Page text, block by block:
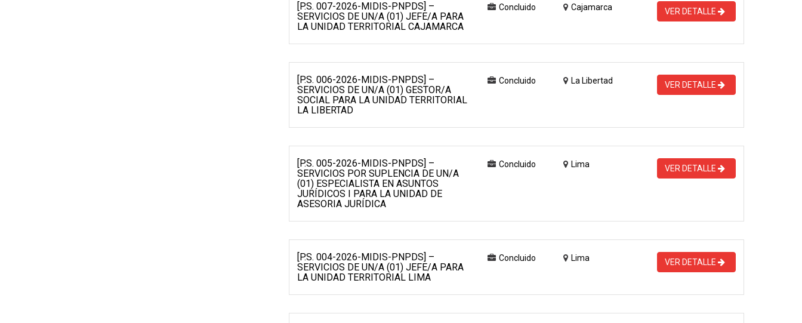
[P.S. 007-2026-MIDIS-PNPDS] –
SERVICIOS DE UN/A (01) JEFE/A PARA
LA UNIDAD TERRITORIAL CAJAMARCA
Concluido Cajamarca VER DETALLE
[P.S. 006-2026-MIDIS-PNPDS] –
SERVICIOS DE UN/A (01) GESTOR/A
SOCIAL PARA LA UNIDAD TERRITORIAL
LA LIBERTAD
Concluido La Libertad VER DETALLE
[P.S. 005-2026-MIDIS-PNPDS] –
SERVICIOS POR SUPLENCIA DE UN/A
(01) ESPECIALISTA EN ASUNTOS
JURÍDICOS I PARA LA UNIDAD DE
ASESORIA JURÍDICA
Concluido Lima VER DETALLE
[P.S. 004-2026-MIDIS-PNPDS] –
SERVICIOS DE UN/A (01) JEFE/A PARA
LA UNIDAD TERRITORIAL LIMA
Concluido Lima VER DETALLE